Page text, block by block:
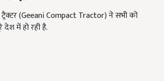
(Geeani Compact Tractor) ने सभी को
देश में हो रही है.